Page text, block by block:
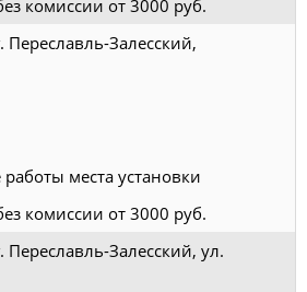
комиссии от 3000 руб.
Переславль-Залесский,
места установки
комиссии от 3000 руб.
Переславль-Залесский, ул.